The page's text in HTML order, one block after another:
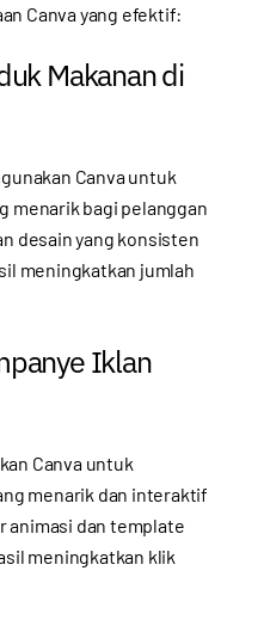
Canva yang efektif:
Makanan di
Canva untuk
menarik bagi pelanggan
desain yang konsisten
meningkatkan jumlah
Iklan
Canva untuk
menarik dan interaktif
animasi dan template
meningkatkan klik